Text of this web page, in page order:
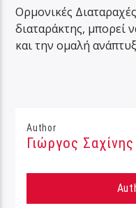
Ορμονικές
διαταράκτης, μπορεί
και την ομαλή
Author
Γιώργος Σαχίνης